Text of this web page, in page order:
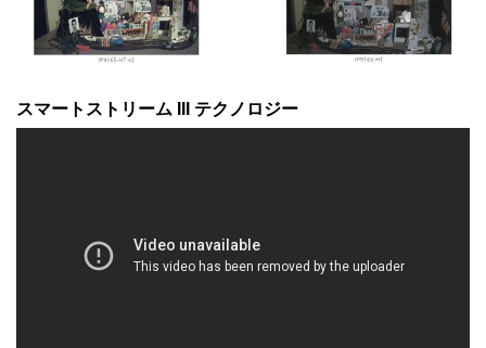
スマートストリーム III テクノロジー